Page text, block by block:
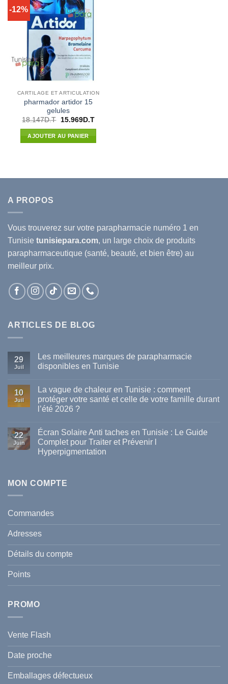
-12%
CARTILAGE ET ARTICULATION
pharmador artidor 15
gelules
18.147D.T
Le
initial
était :
15.969D.TLe
AJOUTER AU PANIER
A PROPOS
Vous trouverez sur votre parapharmacie numéro 1 en
Tunisie tunisiepara.com, un large choix de produits
parapharmaceutique (santé, beauté, et bien être) au
meilleur prix.
ARTICLES DE BLOG
29
Juil
Les meilleures marques de parapharmacie
disponibles en Tunisie
sur
meilleures
marques
disponibles
en
Tunisie
10
Juil
La vague de chaleur en Tunisie : comment
protéger votre santé et celle de votre famille durant
l’été 2026 ?
sur
La
vague
de
comment
et
celle
de
votre
famille
durant
l’été
2026
?
22
Juin
Écran Solaire Anti taches en Tunisie : Le Guide
Complet pour Traiter et Prévenir l
Hyperpigmentation
Écran
Solaire
Tunisie
Guide
Traiter
Prévenir
MON COMPTE
Commandes
Adresses
Détails du compte
Points
PROMO
Vente Flash
Date proche
Emballages défectueux